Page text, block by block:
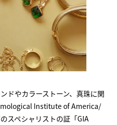
ドやカラーストーン、真珠に関
Institute of America/
スペシャリストの証「GIA